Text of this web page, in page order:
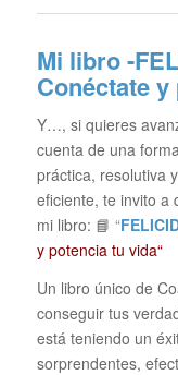
Mi libro -
Conéctate
Y…, si quieres
cuenta de una
práctica, resolutiva y
eficiente, te invito a
mi libro: 📘 “
y potencia tu vida“
Un libro único de
conseguir tus
está teniendo un
sorprendentes,